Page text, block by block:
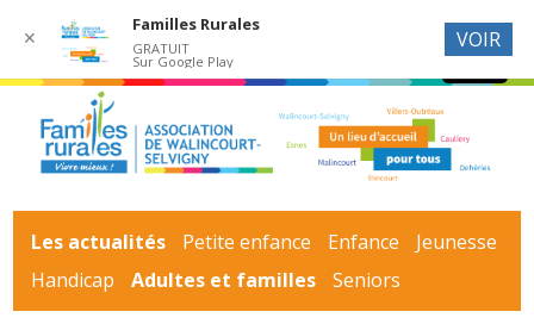
Les actualités Petite enfance Enfance
Jeunesse
Handicap
Adultes et familles Seniors
✕
Familles Rurales
GRATUIT
Sur Google Play
VOIR